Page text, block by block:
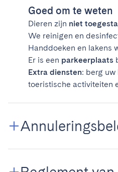
Goed om te weten
Dieren zijn niet
We reinigen en
Handdoeken en lakens
Er is een parkeerplaats
Extra diensten: berg
toeristische activiteiten